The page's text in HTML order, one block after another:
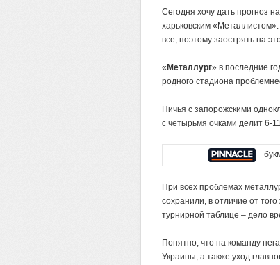
Сегодня хочу дать прогноз
харьковским
все, поэтому заострять на
« Металлург» в последние
родного стадиона
Ничья с запорожскими
с четырьмя очками делит 6-
При всех проблемах
сохранили, в отличие от
турнирной таблице – дело
Понятно, что на команду
Украины, а также уход